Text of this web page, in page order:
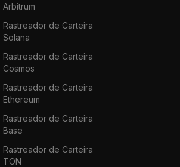
Arbitrum
Rastreador de Carteira
Solana
Rastreador de Carteira
Cosmos
Rastreador de Carteira
Ethereum
Rastreador de Carteira
Base
Rastreador de Carteira
TON